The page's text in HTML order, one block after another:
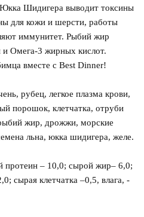
Шидигера выводит токсины
для кожи и шерсти, работы
иммунитет. Рыбий жир
и Омега-3 жирных кислот.
вместе с Best Dinner!
рубец, легкое плазма крови,
порошок, клетчатка, отруби
жир, дрожжи, морские
льна, юкка шидигера, желе.
протеин – 10,0; сырой жир– 6,0;
сырая клетчатка –0,5, влага, -